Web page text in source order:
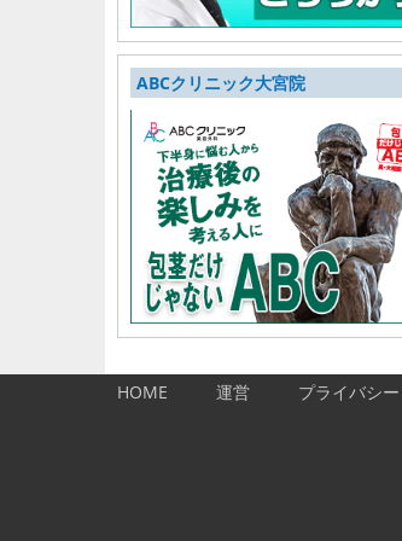
ABCクリニック大宮院
HOME 運営 プライバシ